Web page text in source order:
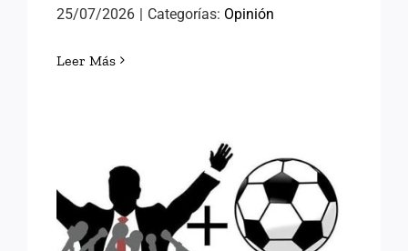
25/07/2026 | Categorías: Opinión
Leer Más
FÚTBOL Y RELEVOS
POLÍTICOS